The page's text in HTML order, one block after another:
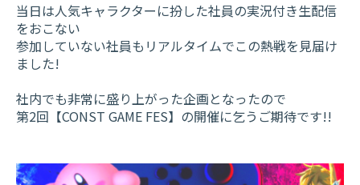
当日は人気キャラクターに扮した社員の実況付き生配信
をおこない
参加していない社員もリアルタイムでこの熱戦を見届け
ました!
社内でも非常に盛り上がった企画となったので
第2回【CONST GAME FES】の開催に乞うご期待です!!